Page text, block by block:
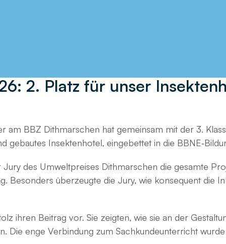
2. Platz für unser
am BBZ Dithmarschen hat gemeinsam mit der 3.
gebautes Insektenhotel, eingebettet in die
des Umweltpreises Dithmarschen die gesamte
Besonders überzeugte die Jury, wie konsequent die
ihren Beitrag vor. Sie zeigten, wie sie an der
Die enge Verbindung zum Sachkundeunterricht